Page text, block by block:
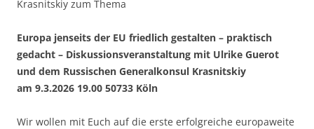
Krasnitskiy zum Thema
Europa jenseits der EU friedlich gestalten – praktisch
gedacht – Diskussionsveranstaltung mit Ulrike Guerot
und dem Russischen Generalkonsul Krasnitskiy
am 9.3.2026 19.00 50733 Köln
Wir wollen mit Euch auf die erste erfolgreiche europaweite